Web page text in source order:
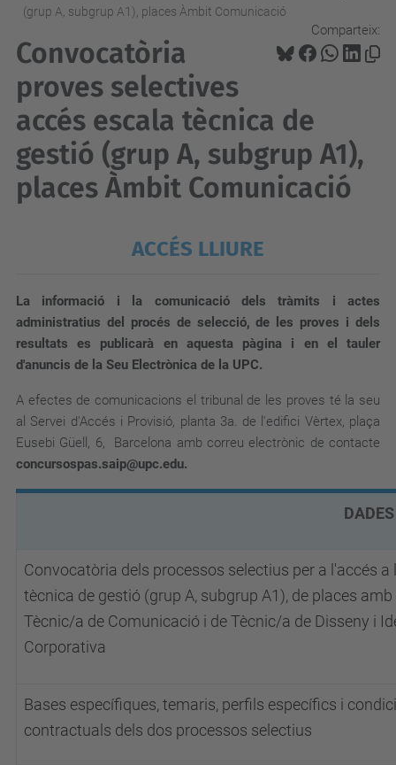
(grup A, subgrup A1), places Àmbit Comunicació
Comparteix:
Convocatòria
proves selectives
accés escala tècnica de
gestió (grup A, subgrup A1),
places Àmbit Comunicació
ACCÉS LLIURE
La informació i la comunicació dels tràmits i actes
administratius del procés de selecció, de les proves i dels
resultats es publicarà en aquesta pàgina i en el tauler
d'anuncis de la Seu Electrònica de la UPC.
A efectes de comunicacions el tribunal de les proves té la seu
al Servei d'Accés i Provisió, planta 3a. de l'edifici Vèrtex, plaça
Eusebi Güell, 6, Barcelona amb correu electrònic de contacte
concursospas.saip@upc.edu.
DADES DE
Convocatòria dels processos selectius per a l'accés a
tècnica de gestió (grup A, subgrup A1), de places
Tècnic/a de Comunicació i de Tècnic/a de Disseny i
Corporativa
Bases específiques, temaris, perfils específics i
contractuals dels dos processos selectius